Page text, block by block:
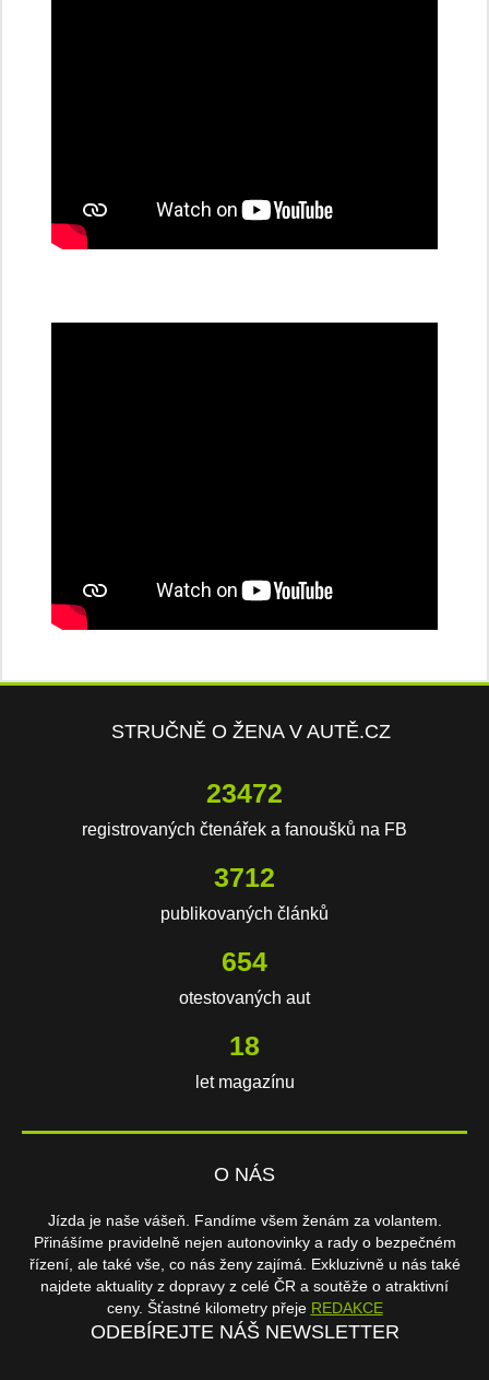
STRUČNĚ O ŽENA V AUTĚ.CZ
23472
registrovaných čtenářek a fanoušků na FB
3712
publikovaných článků
654
otestovaných aut
18
let magazínu
O NÁS
Jízda je naše vášeň. Fandíme všem ženám za volantem.
Přinášíme pravidelně nejen autonovinky a rady o bezpečném
řízení, ale také vše, co nás ženy zajímá. Exkluzivně u nás také
najdete aktuality z dopravy z celé ČR a soutěže o atraktivní
ceny. Šťastné kilometry přeje REDAKCE
ODEBÍREJTE NÁŠ NEWSLETTER